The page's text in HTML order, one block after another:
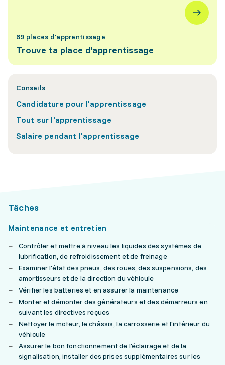
69 places d'apprentissage
Trouve ta place d'apprentissage
Conseils
Candidature pour l'apprentissage
Tout sur l'apprentissage
Salaire pendant l'apprentissage
Tâches
Maintenance et entretien
Contrôler et mettre à niveau les liquides des systèmes de
lubrification, de refroidissement et de freinage
Examiner l'état des pneus, des roues, des suspensions, des
amortisseurs et de la direction du véhicule
Vérifier les batteries et en assurer la maintenance
Monter et démonter des générateurs et des démarreurs en
suivant les directives reçues
Nettoyer le moteur, le châssis, la carrosserie et l'intérieur du
véhicule
Assurer le bon fonctionnement de l'éclairage et de la
signalisation, installer des prises supplémentaires sur les